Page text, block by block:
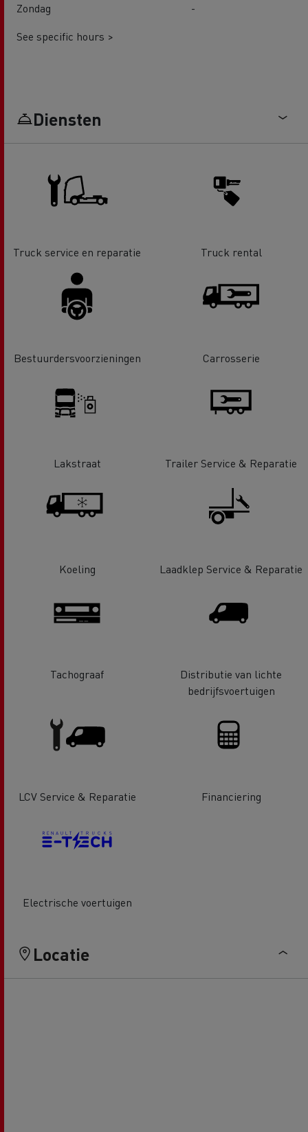
Zondag
-
See specific hours >
Diensten
Truck service en reparatie Truck rental
Bestuurdersvoorzieningen Carrosserie
Lakstraat Trailer Service & Reparatie
Koeling Laadklep Service & Reparatie
Tachograaf
Distributie van lichte
bedrijfsvoertuigen
LCV Service & Reparatie Financiering
Electrische voertuigen
Locatie